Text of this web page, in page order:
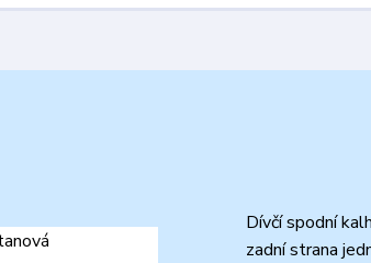
Dívčí spodní
zadní strana